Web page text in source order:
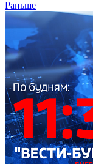
Раньше